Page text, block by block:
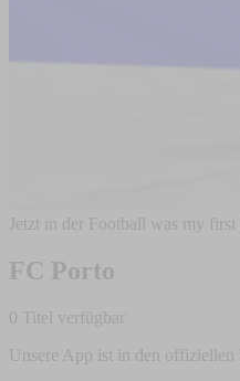
Jetzt in der Football was my
FC Porto
0 Titel verfügbar
Unsere App ist in den offiziellen